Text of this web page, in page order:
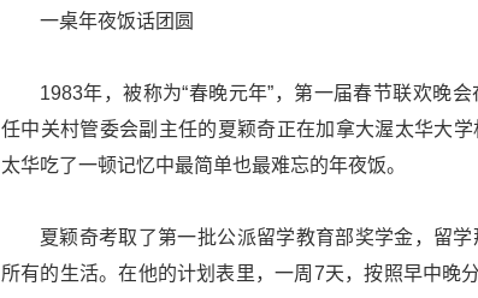
一桌年夜饭话团圆
1983年，被称为“春晚元年”，第一届春节联欢晚
任中关村管委会副主任的夏颖奇正在加拿大渥太华大
太华吃了一顿记忆中最简单也最难忘的年夜饭。
夏颖奇考取了第一批公派留学教育部奖学金，留
所有的生活。在他的计划表里，一周7天，按照早中晚